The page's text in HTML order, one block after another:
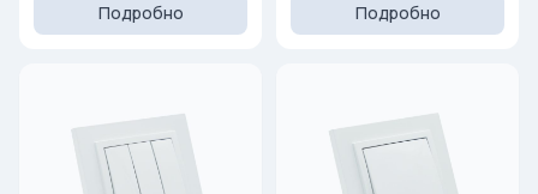
Подробно Подробно